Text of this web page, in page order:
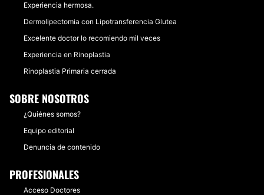
Experiencia hermosa.
Dermolipectomia con Lipotransferencia Glutea
Excelente doctor lo recomiendo mil veces
Experiencia en Rinoplastia
Rinoplastia Primaria cerrada
SOBRE NOSOTROS
¿Quiénes somos?
Equipo editorial
Denuncia de contenido
PROFESIONALES
Acceso Doctores